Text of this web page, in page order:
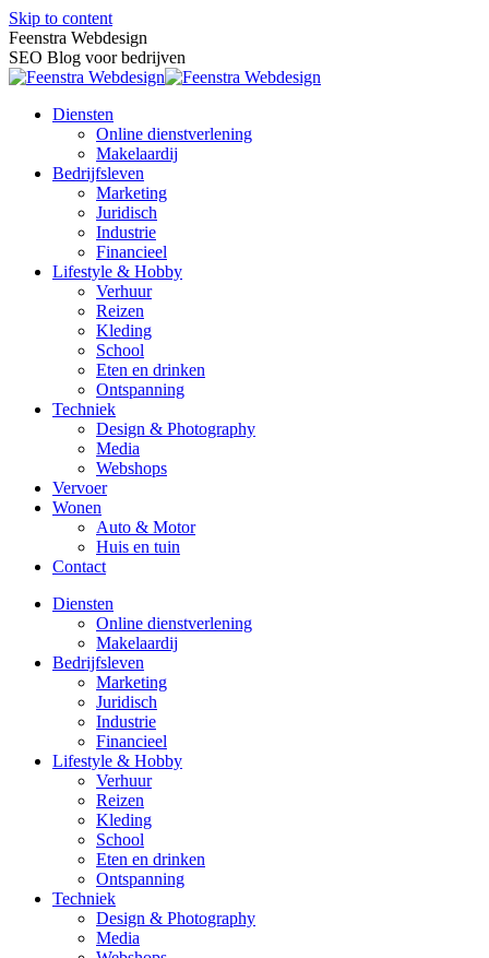
Skip to content
Feenstra Webdesign
SEO Blog voor bedrijven
Diensten
Online dienstverlening
Makelaardij
Bedrijfsleven
Marketing
Juridisch
Industrie
Financieel
Lifestyle & Hobby
Verhuur
Reizen
Kleding
School
Eten en drinken
Ontspanning
Techniek
Design & Photography
Media
Webshops
Vervoer
Wonen
Auto & Motor
Huis en tuin
Contact
Diensten
Online dienstverlening
Makelaardij
Bedrijfsleven
Marketing
Juridisch
Industrie
Financieel
Lifestyle & Hobby
Verhuur
Reizen
Kleding
School
Eten en drinken
Ontspanning
Techniek
Design & Photography
Media